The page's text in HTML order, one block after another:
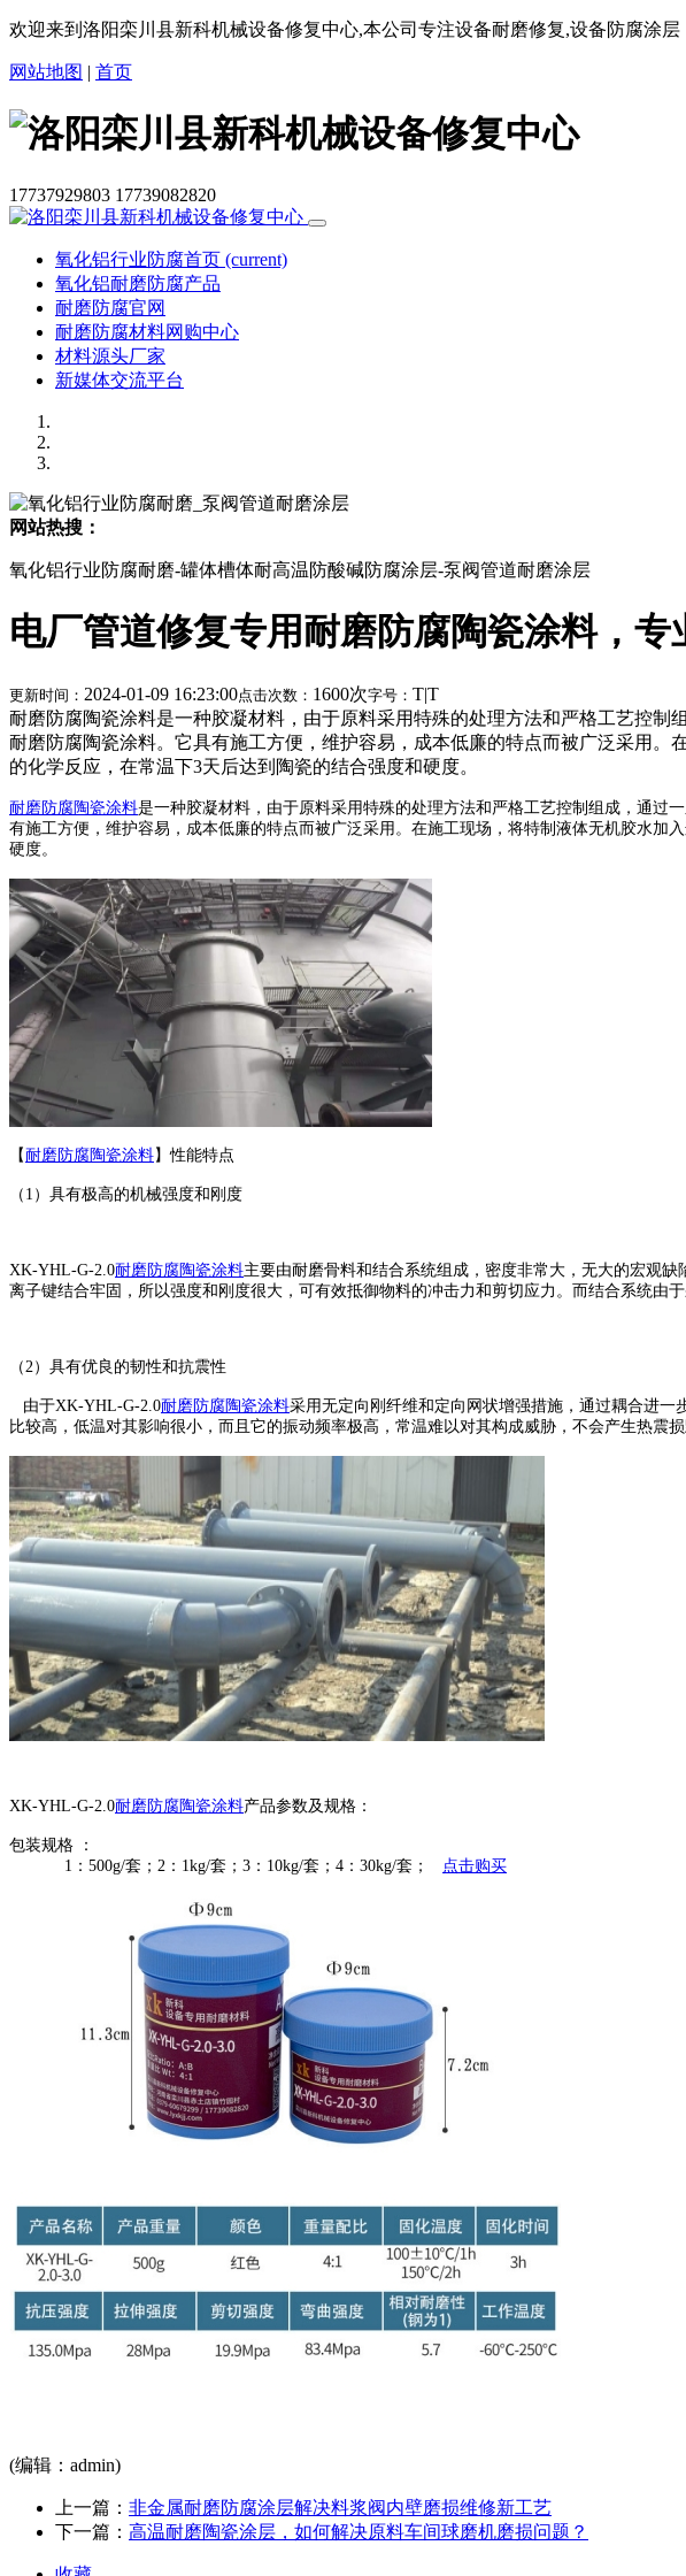
欢迎来到洛阳栾川县新科机械设备修复中心,本公司专注设备耐磨修复,设备防腐涂层
网站地图 | 首页
17737929803 17739082820
氧化铝行业防腐首页 (current)
氧化铝耐磨防腐产品
耐磨防腐官网
耐磨防腐材料网购中心
材料源头厂家
新媒体交流平台
网站热搜：
氧化铝行业防腐耐磨-罐体槽体耐高温防酸碱防腐涂层-泵阀管道耐磨涂层
电厂管道修复专用耐磨防腐陶瓷涂料，
更新时间： 2024-01-09 16:23:00点击次数： 1600次字号： T|T
耐磨防腐陶瓷涂料是一种胶凝材料，由于原料采用特殊的处理方法和严格工艺控
耐磨防腐陶瓷涂料。它具有施工方便，维护容易，成本低廉的特点而被广泛采用
的化学反应，在常温下3天后达到陶瓷的结合强度和硬度。
耐磨防腐陶瓷涂料是一种胶凝材料，由于原料采用特殊的处理方法和严格工艺控制组成，通过
有施工方便，维护容易，成本低廉的特点而被广泛采用。在施工现场，将特制液体无机胶水
硬度。
【 耐磨防腐陶瓷涂料】性能特点
（1）具有极高的机械强度和刚度
XK-YHL-G-2.0耐磨防腐陶瓷涂料主要由耐磨骨料和结合系统组成，密度非常大，无大的宏观
离子键结合牢固，所以强度和刚度很大，可有效抵御物料的冲击力和剪切应力。而结合系统由
（2）具有优良的韧性和抗震性
由于XK-YHL-G-2.0耐磨防腐陶瓷涂料采用无定向刚纤维和定向网状增强措施，通过耦合进
比较高，低温对其影响很小，而且它的振动频率极高，常温难以对其构成威胁，不会产生热震
XK-YHL-G-2.0耐磨防腐陶瓷涂料产品参数及规格：
包装规格 ：
1：500g/套；2：1kg/套；3：10kg/套；4：30kg/套；
点击购买
(编辑：admin)
上一篇： 非金属耐磨防腐涂层解决料浆阀内壁磨损维修新工艺
下一篇： 高温耐磨陶瓷涂层，如何解决原料车间球磨机磨损问题？